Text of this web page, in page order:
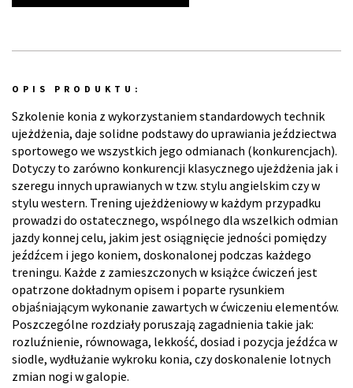
OPIS PRODUKTU:
Szkolenie konia z wykorzystaniem standardowych technik
ujeżdżenia, daje solidne podstawy do uprawiania jeździectwa
sportowego we wszystkich jego odmianach (konkurencjach).
Dotyczy to zarówno konkurencji klasycznego ujeżdżenia jak i
szeregu innych uprawianych w tzw. stylu angielskim czy w
stylu western. Trening ujeżdżeniowy w każdym przypadku
prowadzi do ostatecznego, wspólnego dla wszelkich odmian
jazdy konnej celu, jakim jest osiągnięcie jedności pomiędzy
jeźdźcem i jego koniem, doskonalonej podczas każdego
treningu. Każde z zamieszczonych w książce ćwiczeń jest
opatrzone dokładnym opisem i poparte rysunkiem
objaśniającym wykonanie zawartych w ćwiczeniu elementów.
Poszczególne rozdziały poruszają zagadnienia takie jak:
rozluźnienie, równowaga, lekkość, dosiad i pozycja jeźdźca w
siodle, wydłużanie wykroku konia, czy doskonalenie lotnych
zmian nogi w galopie.